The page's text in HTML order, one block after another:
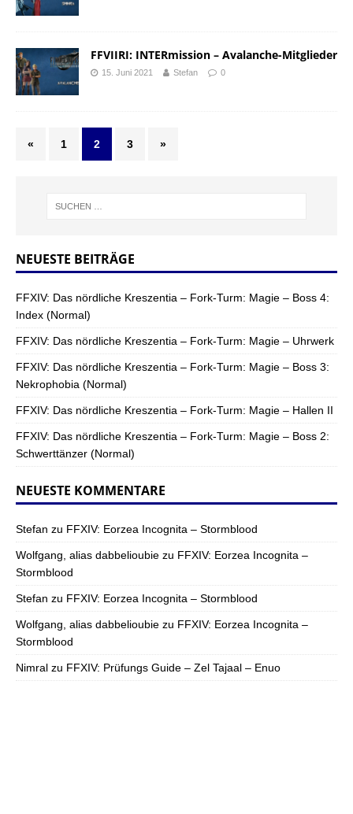
FFVIIRI: INTERmission – Avalanche-Mitglieder
15. Juni 2021 Stefan 0
« 1 2 3 »
NEUESTE BEITRÄGE
FFXIV: Das nördliche Kreszentia – Fork-Turm: Magie – Boss 4:
Index (Normal)
FFXIV: Das nördliche Kreszentia – Fork-Turm: Magie – Uhrwerk
FFXIV: Das nördliche Kreszentia – Fork-Turm: Magie – Boss 3:
Nekrophobia (Normal)
FFXIV: Das nördliche Kreszentia – Fork-Turm: Magie – Hallen II
FFXIV: Das nördliche Kreszentia – Fork-Turm: Magie – Boss 2:
Schwerttänzer (Normal)
NEUESTE KOMMENTARE
Stefan zu FFXIV: Eorzea Incognita – Stormblood
Wolfgang, alias dabbelioubie zu FFXIV: Eorzea Incognita –
Stormblood
Stefan zu FFXIV: Eorzea Incognita – Stormblood
Wolfgang, alias dabbelioubie zu FFXIV: Eorzea Incognita –
Stormblood
Nimral zu FFXIV: Prüfungs Guide – Zel Tajaal – Enuo